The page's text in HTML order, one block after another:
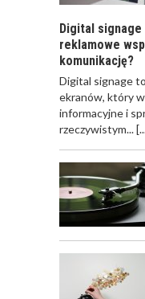
Digital
reklamowe
komunikację?
​Digital signage
ekranów, który
informacyjne i
rzeczywistym...